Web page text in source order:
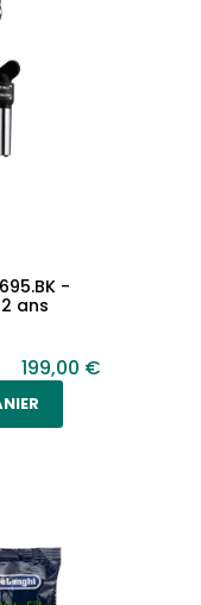
-
ans
199,00 €